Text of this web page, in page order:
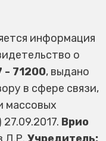
информация
о
71200, выдано
в сфере связи,
массовых
Врио